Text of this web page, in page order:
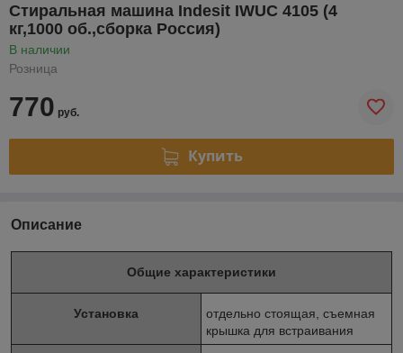
Стиральная машина Indesit IWUC 4105 (4
кг,1000 об.,сборка Россия)
В наличии
Розница
770 руб.
Купить
Описание
Общие характеристики
Установка
отдельно стоящая, съемная
крышка для встраивания